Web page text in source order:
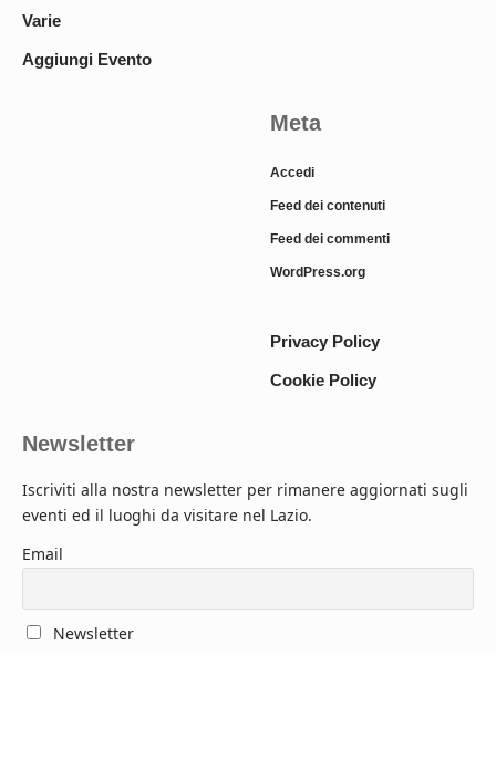
Varie
Aggiungi Evento
Meta
Accedi
Feed dei contenuti
Feed dei commenti
WordPress.org
Privacy Policy
Cookie Policy
Newsletter
Iscriviti alla nostra newsletter per rimanere aggiornati sugli
eventi ed il luoghi da visitare nel Lazio.
Email
Newsletter